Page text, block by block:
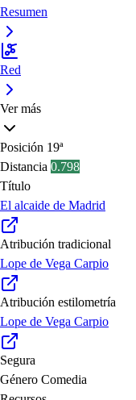
Resumen
Red
Ver más
Posición 19ª
Distancia 0.798
Título
El alcaide de Madrid
Atribución tradicional
Lope de Vega Carpio
Atribución estilometría
Lope de Vega Carpio
Segura
Género Comedia